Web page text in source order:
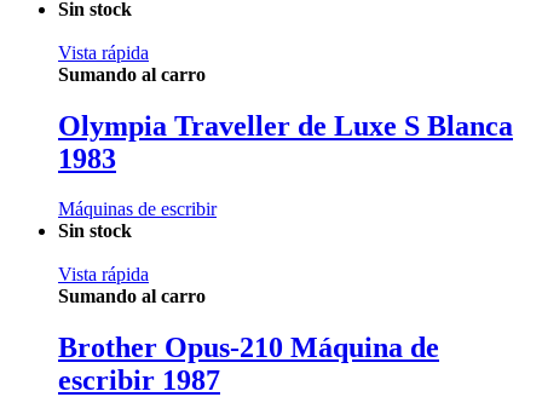
Sin stock
Vista rápida
Sumando al carro
Olympia Traveller de Luxe S Blanca
1983
Máquinas de escribir
Sin stock
Vista rápida
Sumando al carro
Brother Opus-210 Máquina de
escribir 1987